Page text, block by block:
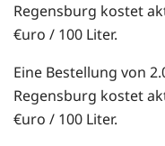
Regensburg kostet
€uro / 100 Liter.
Eine Bestellung von
Regensburg kostet
€uro / 100 Liter.